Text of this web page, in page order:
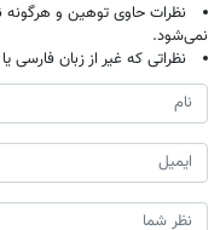
نظرات حاوی توهین و
نمی‌شود.
نظراتی که غیر از زبان فارسی